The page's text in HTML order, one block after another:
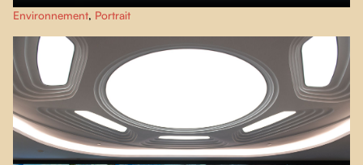
Une équipe dédiée à la réhabilitation de la faune traite les pygargues à tête
blanche souffrant d’empoisonnement au plomb après avoir ingéré des
munitions de chasseurs dans des restes d’animaux.
Environnement, Portrait